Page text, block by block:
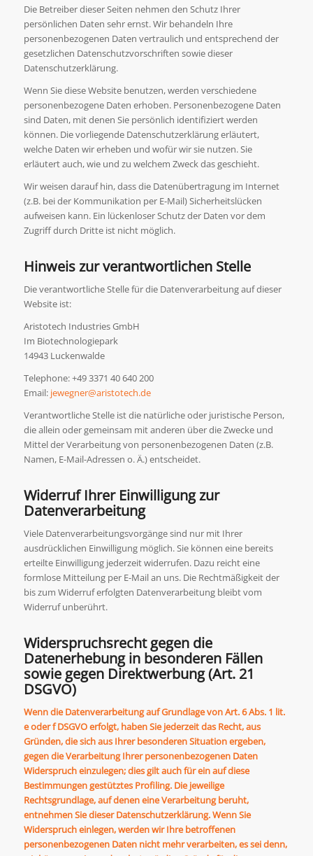
Die Betreiber dieser Seiten nehmen den Schutz Ihrer
persönlichen Daten sehr ernst. Wir behandeln Ihre
personenbezogenen Daten vertraulich und entsprechend der
gesetzlichen Datenschutzvorschriften sowie dieser
Datenschutzerklärung.
Wenn Sie diese Website benutzen, werden verschiedene
personenbezogene Daten erhoben. Personenbezogene Daten
sind Daten, mit denen Sie persönlich identifiziert werden
können. Die vorliegende Datenschutzerklärung erläutert,
welche Daten wir erheben und wofür wir sie nutzen. Sie
erläutert auch, wie und zu welchem Zweck das geschieht.
Wir weisen darauf hin, dass die Datenübertragung im Internet
(z.B. bei der Kommunikation per E-Mail) Sicherheitslücken
aufweisen kann. Ein lückenloser Schutz der Daten vor dem
Zugriff durch Dritte ist nicht möglich.
Hinweis zur verantwortlichen Stelle
Die verantwortliche Stelle für die Datenverarbeitung auf dieser
Website ist:
Aristotech Industries GmbH
Im Biotechnologiepark
14943 Luckenwalde
Telephone: +49 3371 40 640 200
Email: jewegner@aristotech.de
Verantwortliche Stelle ist die natürliche oder juristische Person,
die allein oder gemeinsam mit anderen über die Zwecke und
Mittel der Verarbeitung von personenbezogenen Daten (z.B.
Namen, E-Mail-Adressen o. Ä.) entscheidet.
Widerruf Ihrer Einwilligung zur
Datenverarbeitung
Viele Datenverarbeitungsvorgänge sind nur mit Ihrer
ausdrücklichen Einwilligung möglich. Sie können eine bereits
erteilte Einwilligung jederzeit widerrufen. Dazu reicht eine
formlose Mitteilung per E-Mail an uns. Die Rechtmäßigkeit der
bis zum Widerruf erfolgten Datenverarbeitung bleibt vom
Widerruf unberührt.
Widerspruchsrecht gegen die
Datenerhebung in besonderen Fällen
sowie gegen Direktwerbung (Art. 21
DSGVO)
Wenn die Datenverarbeitung auf Grundlage von Art. 6 Abs. 1 lit.
e oder f DSGVO erfolgt, haben Sie jederzeit das Recht, aus
Gründen, die sich aus Ihrer besonderen Situation ergeben,
gegen die Verarbeitung Ihrer personenbezogenen Daten
Widerspruch einzulegen; dies gilt auch für ein auf diese
Bestimmungen gestütztes Profiling. Die jeweilige
Rechtsgrundlage, auf denen eine Verarbeitung beruht,
entnehmen Sie dieser Datenschutzerklärung. Wenn Sie
Widerspruch einlegen, werden wir Ihre betroffenen
personenbezogenen Daten nicht mehr verarbeiten, es sei denn,